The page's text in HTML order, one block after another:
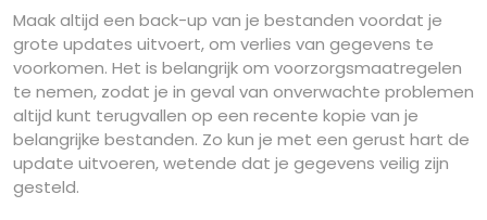
Maak altijd een back-up van je bestanden voordat je
grote updates uitvoert, om verlies van gegevens te
voorkomen. Het is belangrijk om voorzorgsmaatregelen
te nemen, zodat je in geval van onverwachte problemen
altijd kunt terugvallen op een recente kopie van je
belangrijke bestanden. Zo kun je met een gerust hart de
update uitvoeren, wetende dat je gegevens veilig zijn
gesteld.